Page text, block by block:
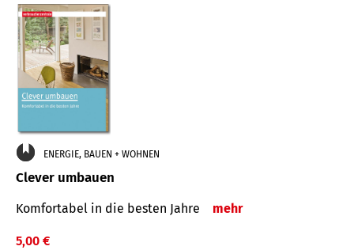
ENERGIE, BAUEN + WOHNEN
Clever umbauen
Komfortabel in die besten Jahre mehr
5,00 €